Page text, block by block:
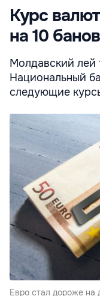
Курс
на 10 банов
Молдавский лей
Национальный
следующие
Евро стал дороже на